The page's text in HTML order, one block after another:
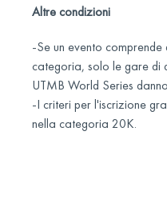
Altre condizioni
-Se un evento
categoria, solo le gare di
UTMB World Series
-I criteri per l'iscrizione
nella categoria 20K.